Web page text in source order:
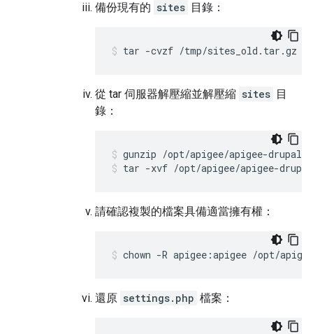
備份現有的 sites 目錄：
tar -cvzf /tmp/sites_old.tar.gz /
從 tar 伺服器解壓縮並解壓縮 sites 目
錄：
tar -xvf /opt/apigee/apigee-
請確認複製的檔案具備適當擁有權：
chown -R apigee:apigee /opt/
還原 settings.php 檔案：